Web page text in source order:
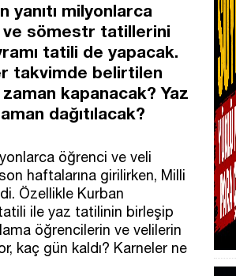
yanıtı milyonlarca
ve sömestr tatillerini
tatili de yapacak.
takvimde belirtilen
kapanacak? Yaz
dağıtılacak?
öğrenci ve veli
haftalarına girilirken, Milli
Özellikle Kurban
tatili ile yaz tatilinin birleşip
öğrencilerin ve velilerin
kaç gün kaldı? Karneler ne